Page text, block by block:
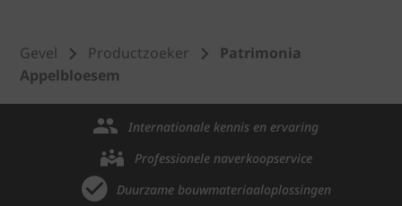
Gevel Productzoeker
Patrimonia
Appelbloesem
Internationale kennis en ervaring
Professionele naverkoopservice
Duurzame bouwmateriaaloplossingen